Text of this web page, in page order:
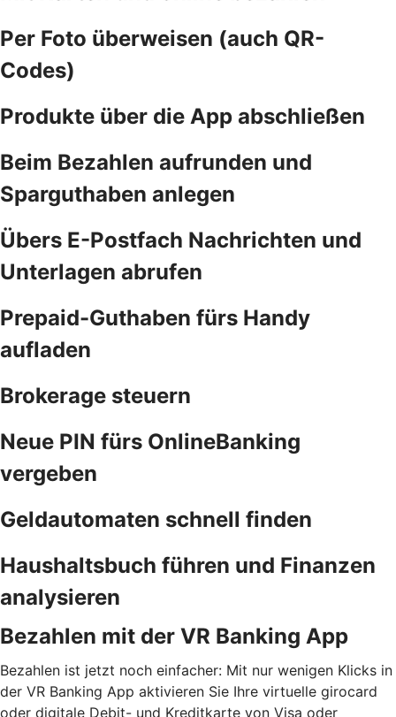
Per Foto überweisen (auch QR-
Codes)
Produkte über die App abschließen
Beim Bezahlen aufrunden und
Sparguthaben anlegen
Übers E-Postfach Nachrichten und
Unterlagen abrufen
Prepaid-Guthaben fürs Handy
aufladen
Brokerage steuern
Neue PIN fürs OnlineBanking
vergeben
Geldautomaten schnell finden
Haushaltsbuch führen und Finanzen
analysieren
Bezahlen mit der VR Banking App
Bezahlen ist jetzt noch einfacher: Mit nur wenigen Klicks in
der VR Banking App aktivieren Sie Ihre virtuelle girocard
oder digitale Debit- und Kreditkarte von Visa oder